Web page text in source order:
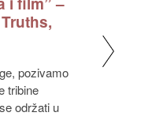
tribine
održati u
Povodom Mjeseca Alzheimerove